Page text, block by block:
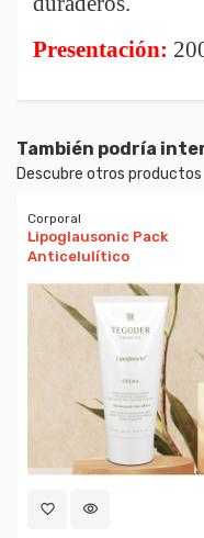
Presentación:
También podría
Descubre otros productos
Corporal
Lipoglausonic Pack
Anticelulítico
favorite_border visibility